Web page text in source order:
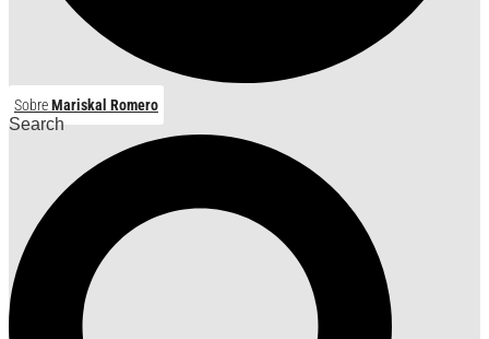
SobreMariskal Romero
Search